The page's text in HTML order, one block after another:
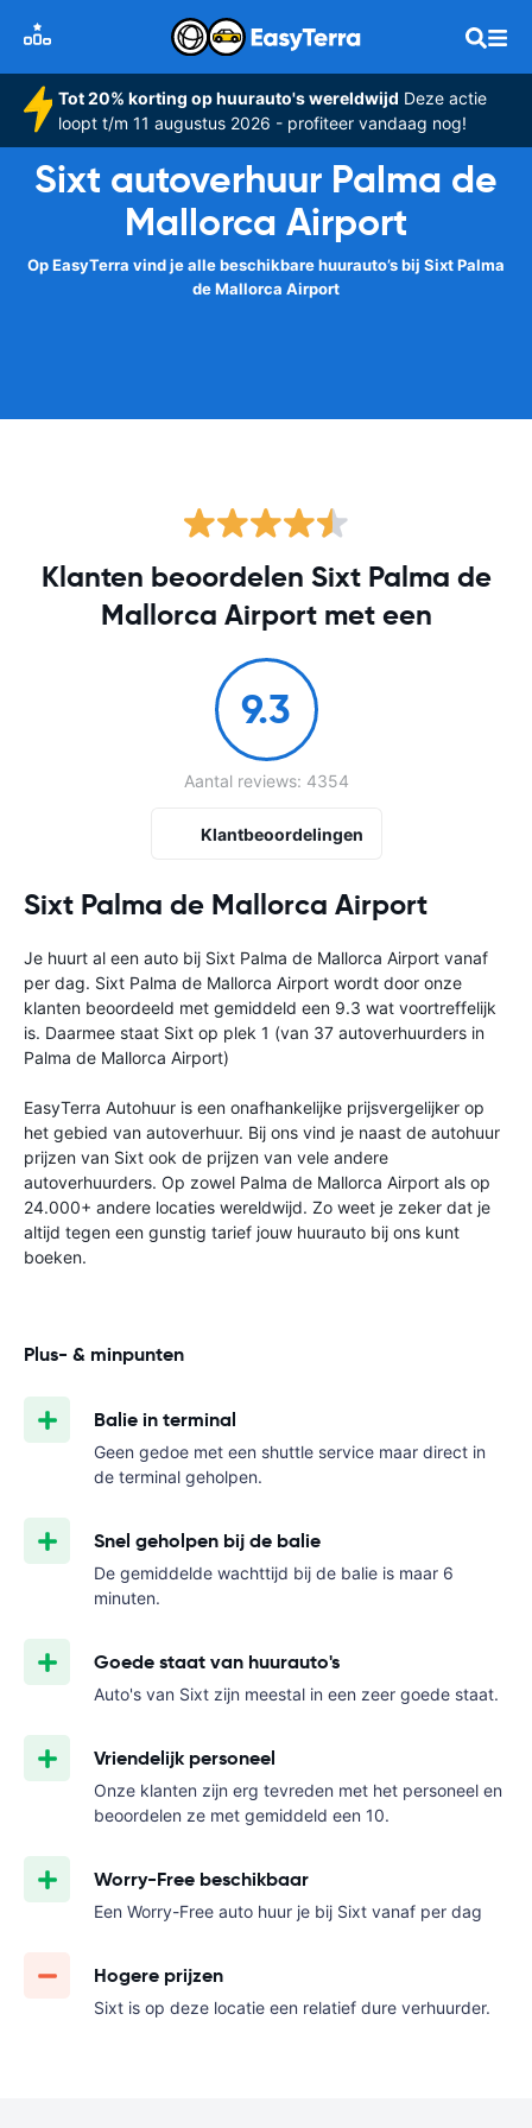
Tot 20% korting op huurauto's wereldwijd Deze actie
loopt t/m 11 augustus 2026 - profiteer vandaag nog!
Sixt autoverhuur Palma de
Mallorca Airport
Op EasyTerra vind je alle beschikbare huurauto’s bij Sixt Palma
de Mallorca Airport
Sixt Palma de Mallorca Airport
Je huurt al een auto bij Sixt Palma de Mallorca Airport vanaf
per dag. Sixt Palma de Mallorca Airport wordt door onze
klanten beoordeeld met gemiddeld een 9.3 wat voortreffelijk
is. Daarmee staat Sixt op plek 1 (van 37 autoverhuurders in
Palma de Mallorca Airport)
EasyTerra Autohuur is een onafhankelijke prijsvergelijker op
het gebied van autoverhuur. Bij ons vind je naast de autohuur
prijzen van Sixt ook de prijzen van vele andere
autoverhuurders. Op zowel Palma de Mallorca Airport als op
24.000+ andere locaties wereldwijd. Zo weet je zeker dat je
altijd tegen een gunstig tarief jouw huurauto bij ons kunt
boeken.
Plus- & minpunten
Balie in terminal
Geen gedoe met een shuttle service maar direct in
de terminal geholpen.
Snel geholpen bij de balie
De gemiddelde wachttijd bij de balie is maar 6
minuten.
Goede staat van huurauto's
Auto's van Sixt zijn meestal in een zeer goede staat.
Vriendelijk personeel
Onze klanten zijn erg tevreden met het personeel en
beoordelen ze met gemiddeld een 10.
Worry-Free beschikbaar
Een Worry-Free auto huur je bij Sixt vanaf per dag
Hogere prijzen
Sixt is op deze locatie een relatief dure verhuurder.
Klanten beoordelen Sixt Palma de
Mallorca Airport met een
9.3
Aantal reviews: 4354
Klantbeoordelingen